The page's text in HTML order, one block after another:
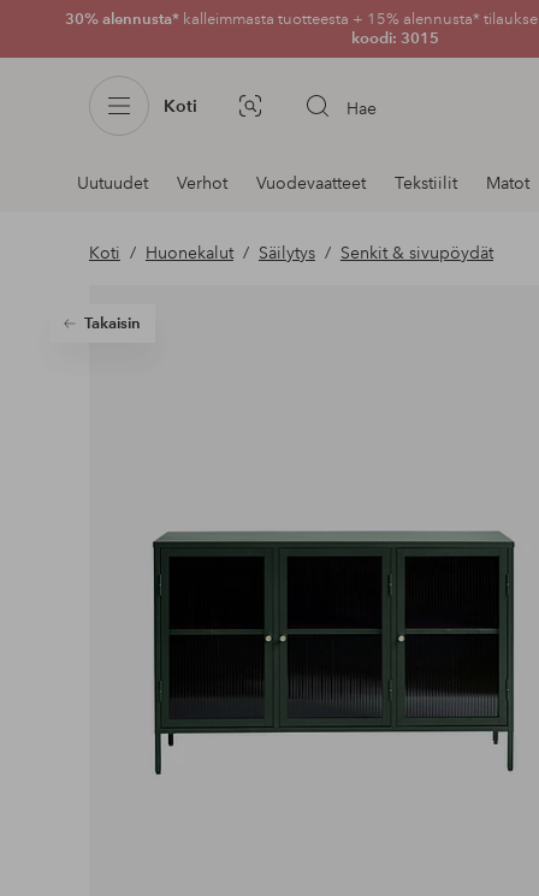
30% alennusta* kalleimmasta tuotteesta + 15% alennusta*
koodi: 3015
Koti Kuvahaku Hae
Navigointi
osastoilla
Uutuudet Verhot Vuodevaatteet Tekstiilit Matot
Koti Huonekalut Säilytys Senkit & sivupöydät
Takaisin